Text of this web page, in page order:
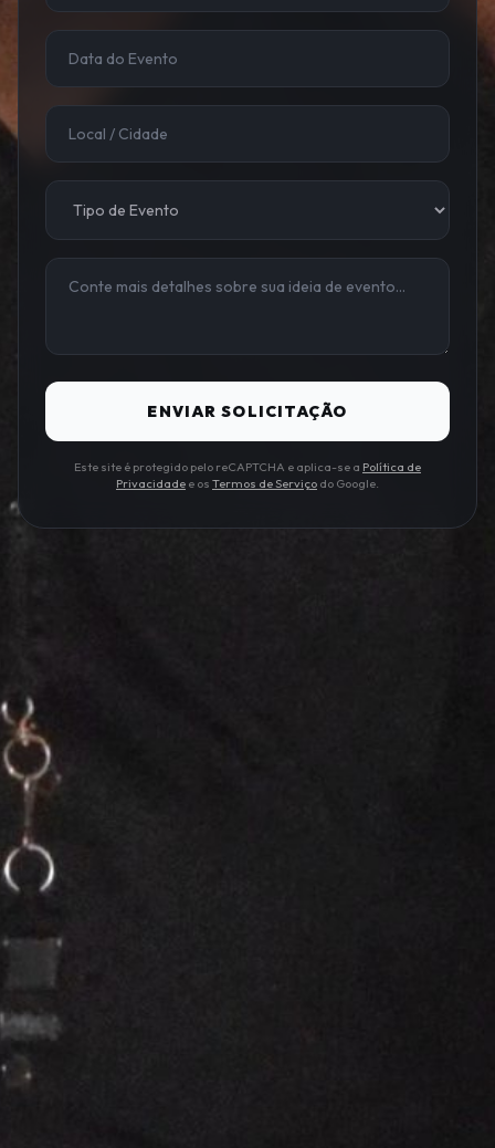
ENVIAR SOLICITAÇÃO
Este site é protegido pelo reCAPTCHA e aplica-se a Política de
Privacidade e os Termos de Serviço do Google.